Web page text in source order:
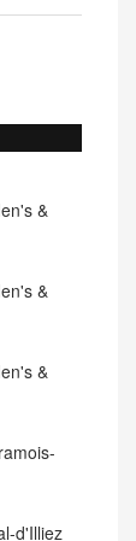
&
&
&
d'Illiez